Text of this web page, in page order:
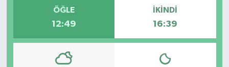
ÖĞLE
12:49
İKINDI
16:39